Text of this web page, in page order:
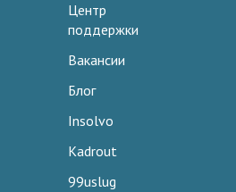
Центр
поддержки
Вакансии
Блог
Insolvo
Kadrout
99uslug